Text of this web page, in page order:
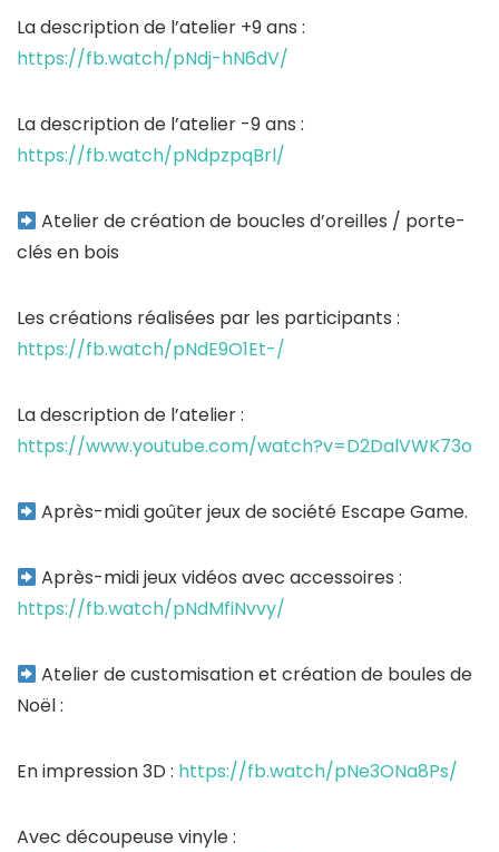
La description de l’atelier +9 ans :
https://fb.watch/pNdj-hN6dV/
La description de l’atelier -9 ans :
https://fb.watch/pNdpzpqBrl/
Atelier de création de boucles d’oreilles / porte-
clés en bois
Les créations réalisées par les participants :
https://fb.watch/pNdE9O1Et-/
La description de l’atelier :
https://www.youtube.com/watch?v=D2DalVWK73o
Après-midi goûter jeux de société Escape Game.
Après-midi jeux vidéos avec accessoires :
https://fb.watch/pNdMfiNvvy/
Atelier de customisation et création de boules de
Noël :
En impression 3D : https://fb.watch/pNe3ONa8Ps/
Avec découpeuse vinyle :